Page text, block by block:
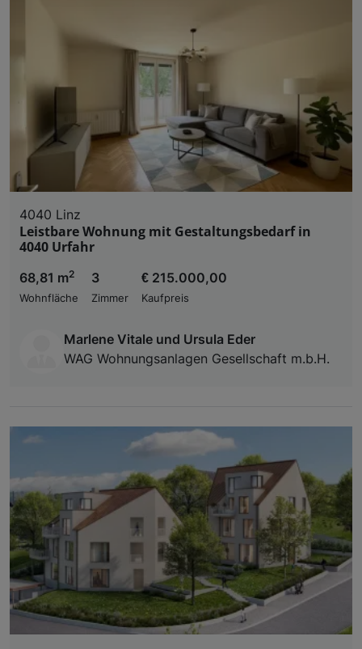
4040 Linz
Leistbare Wohnung mit Gestaltungsbedarf in
4040 Urfahr
68,81 m2
Wohnfläche
3
Zimmer
€ 215.000,00
Kaufpreis
Marlene Vitale und Ursula Eder
WAG Wohnungsanlagen Gesellschaft m.b.H.